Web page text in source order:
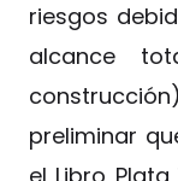
riesgos
alcance
preliminar